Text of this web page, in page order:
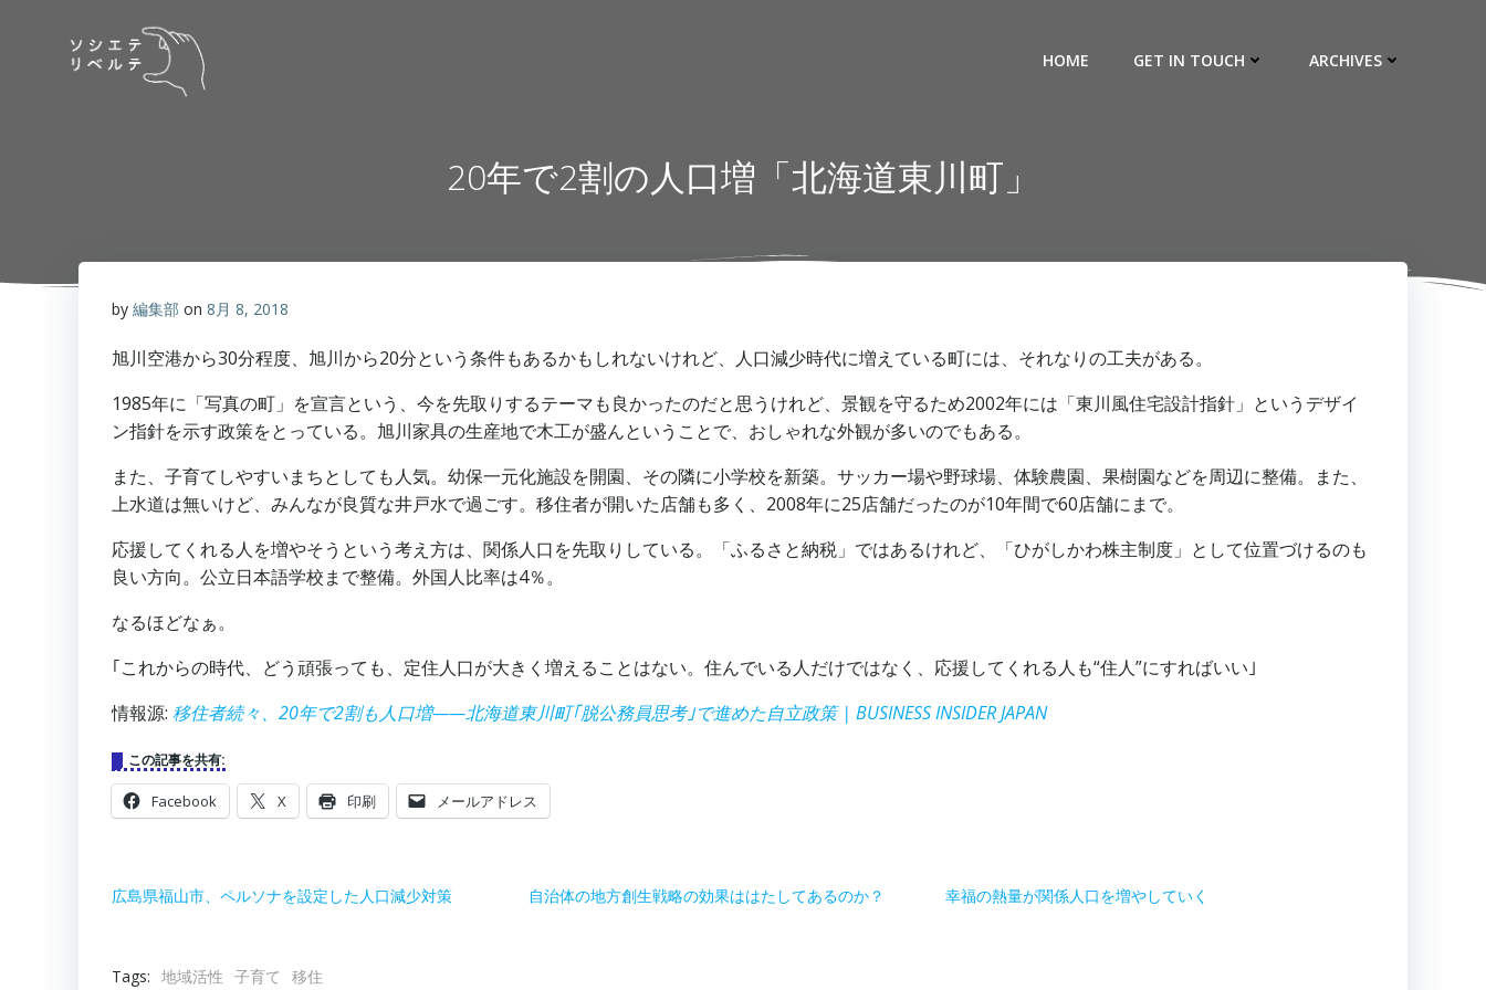
HOME GET IN TOUCH ARCHIVES
20年で2割の人口増「北海道東川町」
by 編集部 on 8月 8, 2018
旭川空港から30分程度、旭川から20分という条件もあるかもしれないけれど、人口減少時代に増えている町には、それなりの工夫がある。
1985年に「写真の町」を宣言という、今を先取りするテーマも良かったのだと思うけれど、景観を守るため2002年には「東川風住宅設計指針」というデザイ
ン指針を示す政策をとっている。旭川家具の生産地で木工が盛んということで、おしゃれな外観が多いのでもある。
また、子育てしやすいまちとしても人気。幼保一元化施設を開園、その隣に小学校を新築。サッカー場や野球場、体験農園、果樹園などを周辺に整備。また、
上水道は無いけど、みんなが良質な井戸水で過ごす。移住者が開いた店舗も多く、2008年に25店舗だったのが10年間で60店舗にまで。
応援してくれる人を増やそうという考え方は、関係人口を先取りしている。「ふるさと納税」ではあるけれど、「ひがしかわ株主制度」として位置づけるのも
良い方向。公立日本語学校まで整備。外国人比率は4％。
なるほどなぁ。
｢これからの時代、どう頑張っても、定住人口が大きく増えることはない。住んでいる人だけではなく、応援してくれる人も“住人”にすればいい｣
情報源: 移住者続々、20年で2割も人口増——北海道東川町｢脱公務員思考｣で進めた自立政策 | BUSINESS INSIDER JAPAN
この記事を共有:
Facebook X 印刷 メールアドレス
広島県福山市、ペルソナを設定した人口減少対策 自治体の地方創生戦略の効果ははたしてあるのか？ 幸福の熱量が関係人口を増やしていく
Tags: 地域活性 子育て 移住